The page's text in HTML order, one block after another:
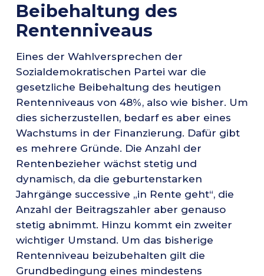
Beibehaltung des
Rentenniveaus
Eines der Wahlversprechen der
Sozialdemokratischen Partei war die
gesetzliche Beibehaltung des heutigen
Rentenniveaus von 48%, also wie bisher. Um
dies sicherzustellen, bedarf es aber eines
Wachstums in der Finanzierung. Dafür gibt
es mehrere Gründe. Die Anzahl der
Rentenbezieher wächst stetig und
dynamisch, da die geburtenstarken
Jahrgänge successive „in Rente geht“, die
Anzahl der Beitragszahler aber genauso
stetig abnimmt. Hinzu kommt ein zweiter
wichtiger Umstand. Um das bisherige
Rentenniveau beizubehalten gilt die
Grundbedingung eines mindestens